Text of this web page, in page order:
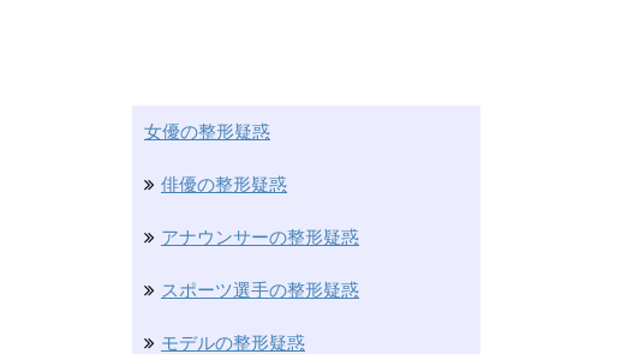
女優の整形疑惑
俳優の整形疑惑
アナウンサーの整形疑惑
スポーツ選手の整形疑惑
モデルの整形疑惑